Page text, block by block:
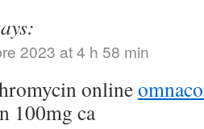
2023 at 4 h 58 min
online
100mg ca